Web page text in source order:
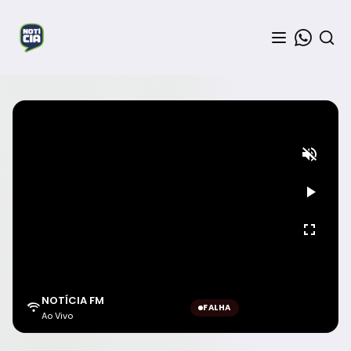
Aguardando sinal...
NOTÍCIA FM
Ao Vivo
FALHA